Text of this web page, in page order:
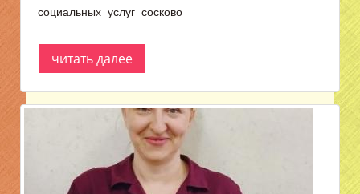
_социальных_услуг_сосково
читать далее